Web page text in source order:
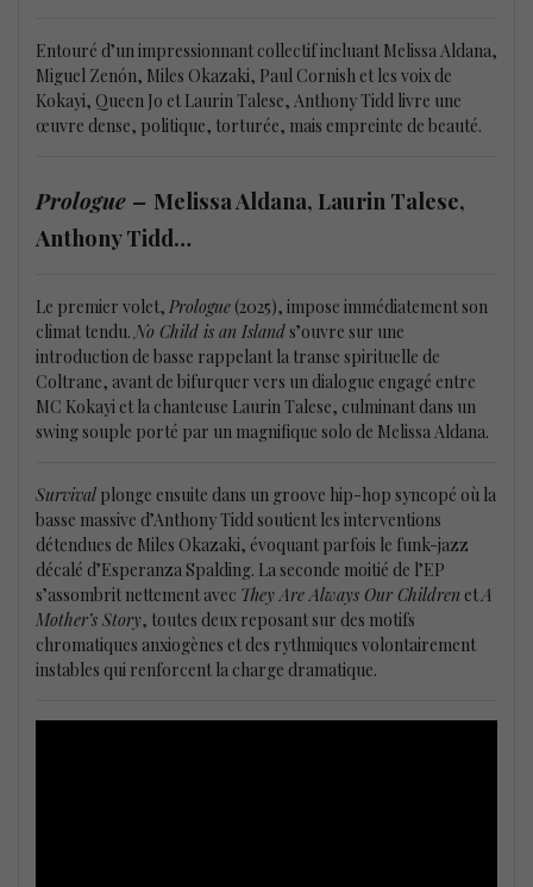
Entouré d’un impressionnant collectif incluant Melissa Aldana,
Miguel Zenón, Miles Okazaki, Paul Cornish et les voix de
Kokayi, Queen Jo et Laurin Talese, Anthony Tidd livre une
œuvre dense, politique, torturée, mais empreinte de beauté.
Prologue – Melissa Aldana, Laurin Talese,
Anthony Tidd…
Le premier volet, Prologue (2025), impose immédiatement son
climat tendu. No Child is an Islands’ouvre sur une
introduction de basse rappelant la transe spirituelle de
Coltrane, avant de bifurquer vers un dialogue engagé entre
MC Kokayi et la chanteuse Laurin Talese, culminant dans un
swing souple porté par un magnifique solo de Melissa Aldana.
Survival plonge ensuite dans un groove hip-hop syncopé où la
basse massive d’Anthony Tidd soutient les interventions
détendues de Miles Okazaki, évoquant parfois le funk-jazz
décalé d’Esperanza Spalding. La seconde moitié de l’EP
s’assombrit nettement avec They Are Always Our Children etA
Mother’s Story, toutes deux reposant sur des motifs
chromatiques anxiogènes et des rythmiques volontairement
instables qui renforcent la charge dramatique.